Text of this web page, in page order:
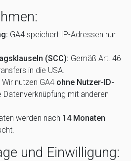
GA4 speichert IP-Adressen nur
(SCC): Gemäß Art. 46
in die USA.
Wir nutzen GA4 ohne Nutzer-ID-
Datenverknüpfung mit anderen
werden nach 14 Monaten
und Einwilligung: